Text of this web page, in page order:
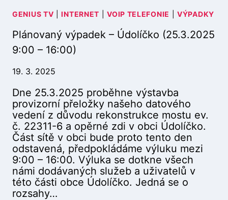
GENIUS TV |INTERNET |VOIP TELEFONIE |VÝPADKY
Plánovaný výpadek – Údolíčko (25.3.2025
9:00 – 16:00)
19. 3. 2025
Dne 25.3.2025 proběhne výstavba
provizorní přeložky našeho datového
vedení z důvodu rekonstrukce mostu ev.
č. 22311-6 a opěrné zdi v obci Údolíčko.
Část sítě v obci bude proto tento den
odstavená, předpokládáme výluku mezi
9:00 – 16:00. Výluka se dotkne všech
námi dodávaných služeb a uživatelů v
této části obce Údolíčko. Jedná se o
rozsahy…